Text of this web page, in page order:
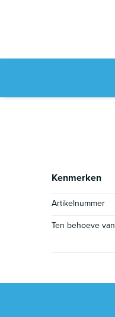
Kenmerken
Artikelnummer
Ten behoeve van